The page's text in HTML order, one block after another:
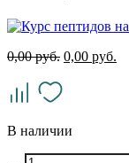
0,00руб. 0,00 руб.
В наличии